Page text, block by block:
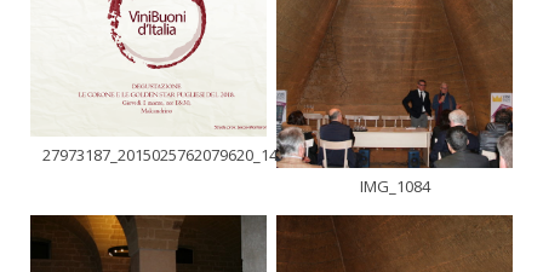
27973187_2015025762079620_1494546666440393026_n
IMG_1084